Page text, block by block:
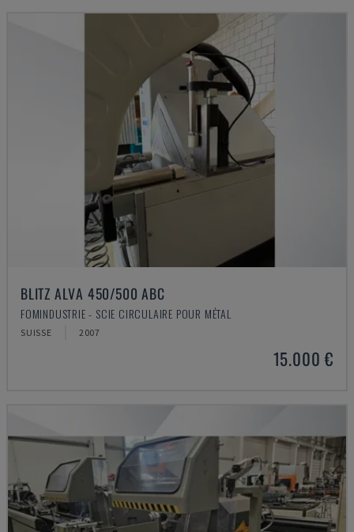
BLITZ ALVA 450/500 ABC
FOMINDUSTRIE - SCIE CIRCULAIRE POUR MÉTAL
SUISSE 2007
15.000 €